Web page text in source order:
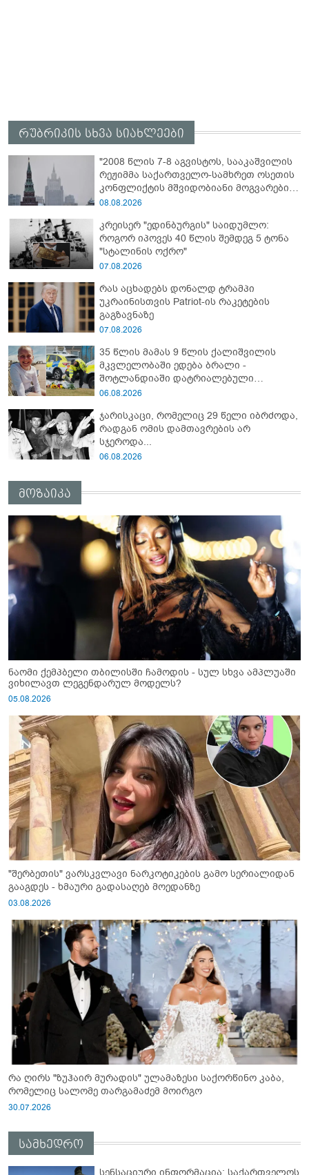
რუბრიკის სხვა სიახლეები
"2008 წლის 7-8 აგვისტოს, სააკაშვილის
რეჟიმმა საქართველო-სამხრეთ ოსეთის
კონფლიქტის მშვიდობიანი მოგვარების
შესახებ ყველა შეთანხმების დარღვევით,
აგრესია განახორციელა" - რუსეთის
საგარეო უწყება
08.08.2026
კრეისერ "ედინბურგის" საიდუმლო:
როგორ იპოვეს 40 წლის შემდეგ 5 ტონა
"სტალინის ოქრო"
07.08.2026
რას აცხადებს დონალდ ტრამპი
უკრაინისთვის Patriot-ის რაკეტების
გაგზავნაზე
07.08.2026
35 წლის მამას 9 წლის ქალიშვილის
მკვლელობაში ედება ბრალი -
შოტლანდიაში დატრიალებული
ტრაგედიის დეტალები
06.08.2026
ჯარისკაცი, რომელიც 29 წელი იბრძოდა,
რადგან ომის დამთავრების არ
სჯეროდა...
06.08.2026
მოზაიკა
ნაომი ქემპბელი თბილისში ჩამოდის - სულ სხვა ამპლუაში
ვიხილავთ ლეგენდარულ მოდელს?
05.08.2026
"შერბეთის" ვარსკვლავი ნარკოტიკების გამო სერიალიდან
გააგდეს - ხმაური გადასაღებ მოედანზე
03.08.2026
რა ღირს "ზუჰაირ მურადის" ულამაზესი საქორწინო კაბა,
რომელიც სალომე თარგამაძემ მოირგო
30.07.2026
სამხედრო